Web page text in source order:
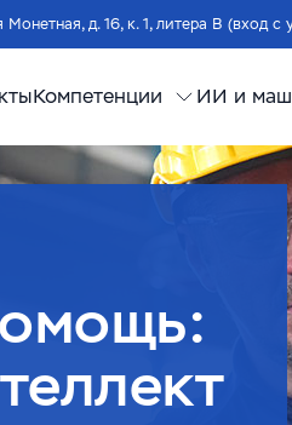
д. 16, к. 1, литера В (вход с
Компетенции ИИ и